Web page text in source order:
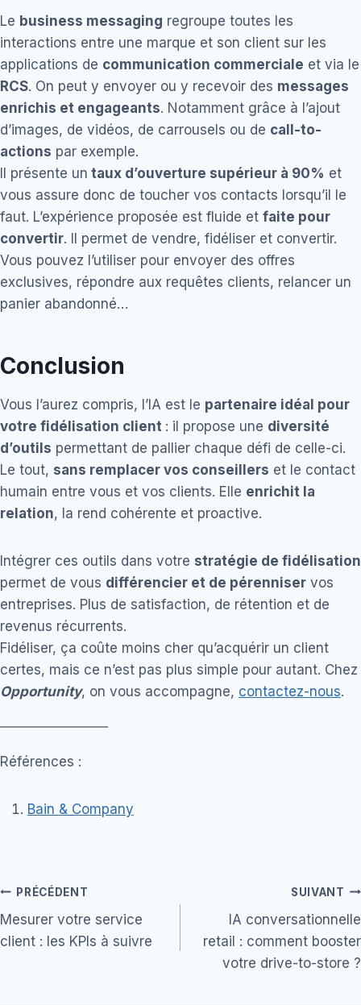
Le business messaging regroupe toutes les
interactions entre une marque et son client sur les
applications de communication commerciale et via le
RCS. On peut y envoyer ou y recevoir des messages
enrichis et engageants. Notamment grâce à l’ajout
d’images, de vidéos, de carrousels ou de call-to-
actions par exemple.
Il présente un taux d’ouverture supérieur à 90% et
vous assure donc de toucher vos contacts lorsqu’il le
faut. L’expérience proposée est fluide et faite pour
convertir. Il permet de vendre, fidéliser et convertir.
Vous pouvez l’utiliser pour envoyer des offres
exclusives, répondre aux requêtes clients, relancer un
panier abandonné…
Conclusion
Vous l’aurez compris, l’IA est le partenaire idéal pour
votre fidélisation client : il propose une diversité
d’outils permettant de pallier chaque défi de celle-ci.
Le tout, sans remplacer vos conseillers et le contact
humain entre vous et vos clients. Elle enrichit la
relation, la rend cohérente et proactive.
Intégrer ces outils dans votre stratégie de fidélisation
permet de vous différencier et de pérenniser vos
entreprises. Plus de satisfaction, de rétention et de
revenus récurrents.
Fidéliser, ça coûte moins cher qu’acquérir un client
certes, mais ce n’est pas plus simple pour autant. Chez
Opportunity, on vous accompagne, contactez-nous.
Références :
Bain & Company
Navigation
de
PRÉCÉDENT
Mesurer votre service
client : les KPIs à suivre
SUIVANT
IA conversationnelle
retail : comment booster
votre drive-to-store ?